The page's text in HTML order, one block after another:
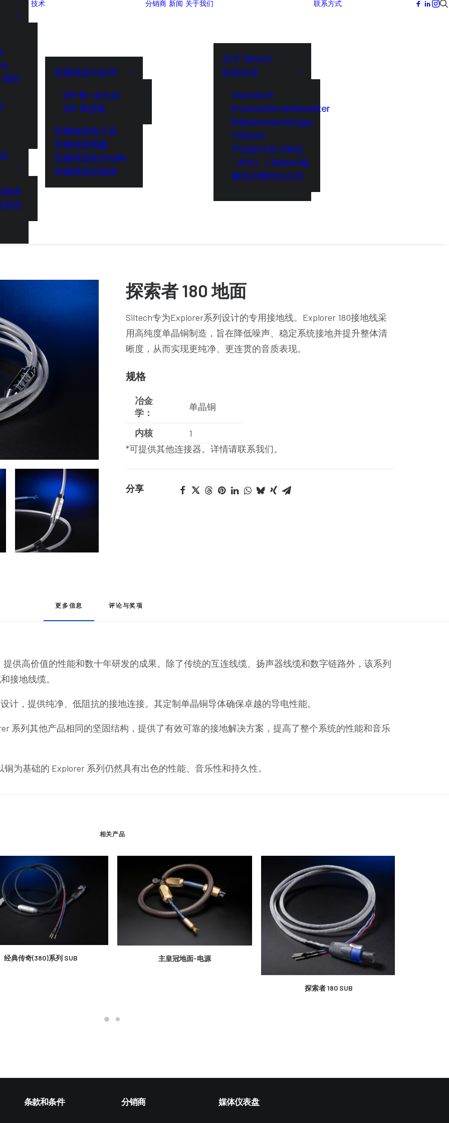
列
系统
系统
技术
音频电缆冶金学
G9 银-金合金
S10 单晶银
音频电缆电介质
音频电缆屏蔽
音频电缆拓扑结构
音频电缆连接器
分销商 新闻 关于我们
关于 Siltech
职业生涯
Vacature
Productiemedewerker
Kabelassemblage
| Siltech
产品设计实习岗位
（IPO） | Siltech集
团埃尔斯特分公司
联系方式
探索者 180 地面
Siltech专为Explorer系列设计的专用接地线。Explorer 180接地线采
用高纯度单晶铜制造，旨在降低噪声、稳定系统接地并提升整体清
晰度，从而实现更纯净、更连贯的音质表现。
规格
冶金
学：
单晶铜
内核
1
*可提供其他连接器。详情请联系我们。
分享
更多信息 评论与奖项
供高价值的性能和数十年研发的成果。除了传统的互连线缆、扬声器线缆和数字链路外，该系列
接地线缆。
计，提供纯净、低阻抗的接地连接。其定制单晶铜导体确保卓越的导电性能。
系列其他产品相同的坚固结构，提供了有效可靠的接地解决方案，提高了整个系统的性能和音乐
为基础的 Explorer 系列仍然具有出色的性能、音乐性和持久性。
相关产品
更多信息
经典传奇(380)系列 SUB 更多信息
主皇冠地面-电源
更多信息
探索者 180 SUB
条款和条件 分销商 媒体仪表盘